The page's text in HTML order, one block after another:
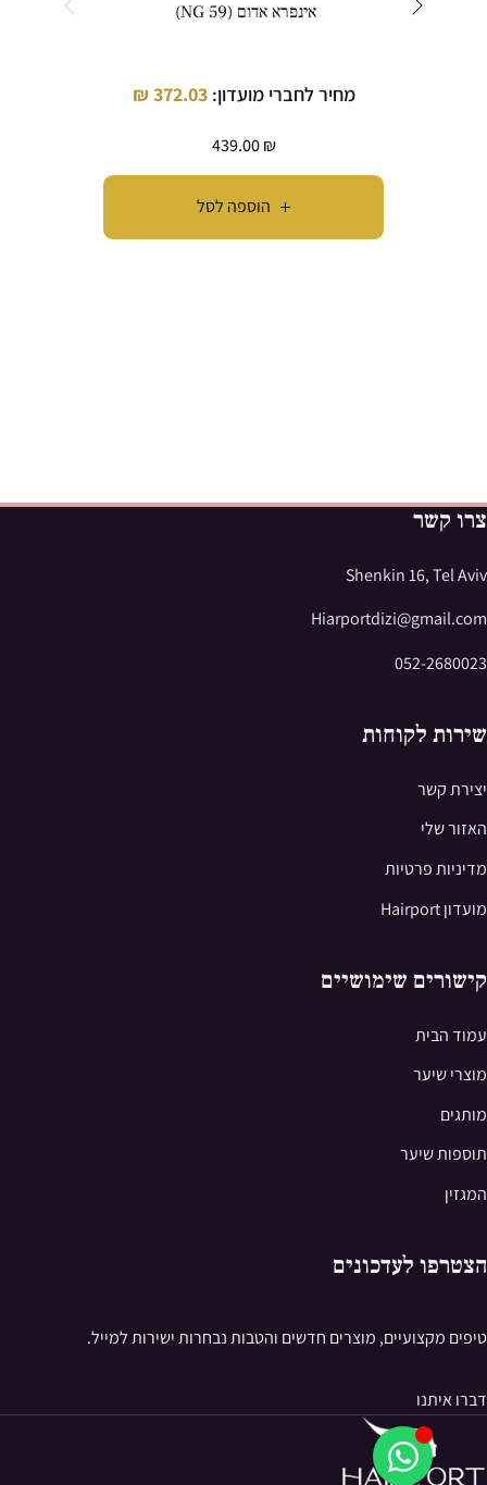
הוספה לסל
אינפרא אדום (NG 59)
מחיר לחברי מועדון: 372.03
₪
439.00₪
צרו קשר
Shenkin 16, Tel Aviv
Hiarportdizi@gmail.com
052-2680023
שירות לקוחות
יצירת קשר
האזור שלי
מדיניות פרטיות
מועדון Hairport
קישורים שימושיים
עמוד הבית
מוצרי שיער
מותגים
תוספות שיער
המגזין
הצטרפו לעדכונים
טיפים מקצועיים, מוצרים חדשים והטבות נבחרות ישירות למייל.
דברו איתנו